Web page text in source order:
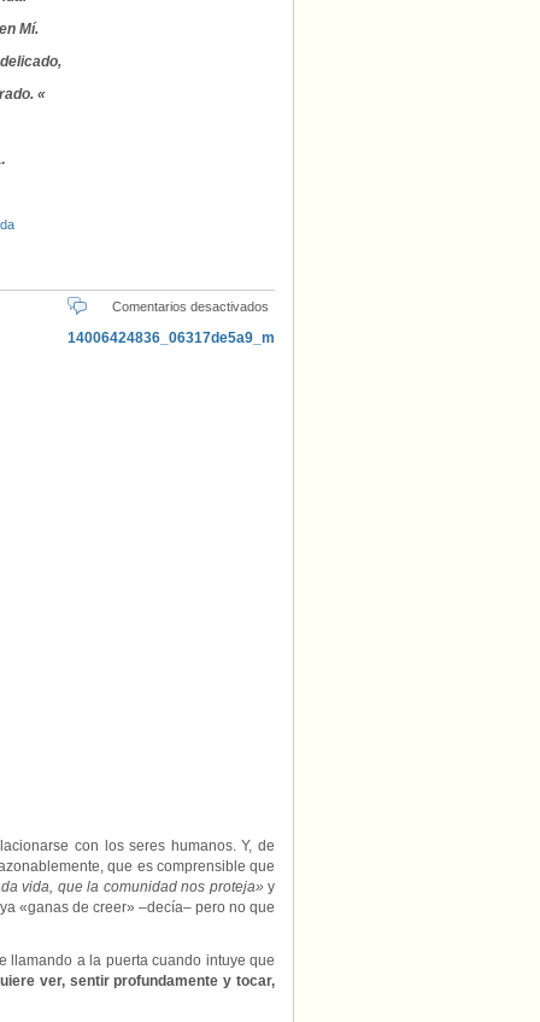
Mí.
«
Comentarios desactivados
con los seres humanos. Y, de
que es comprensible que
vida, que la comunidad nos proteja» y
«ganas de creer» –decía– pero no que
llamando a la puerta cuando intuye que
ver, sentir profundamente y tocar,